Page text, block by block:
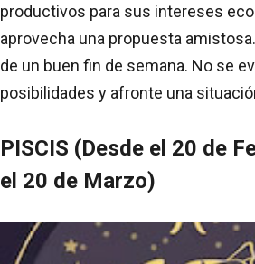
productivos para sus intereses
aprovecha una propuesta
de un buen fin de semana. No se
posibilidades y afronte una
PISCIS (Desde el 20 de
el 20 de Marzo)